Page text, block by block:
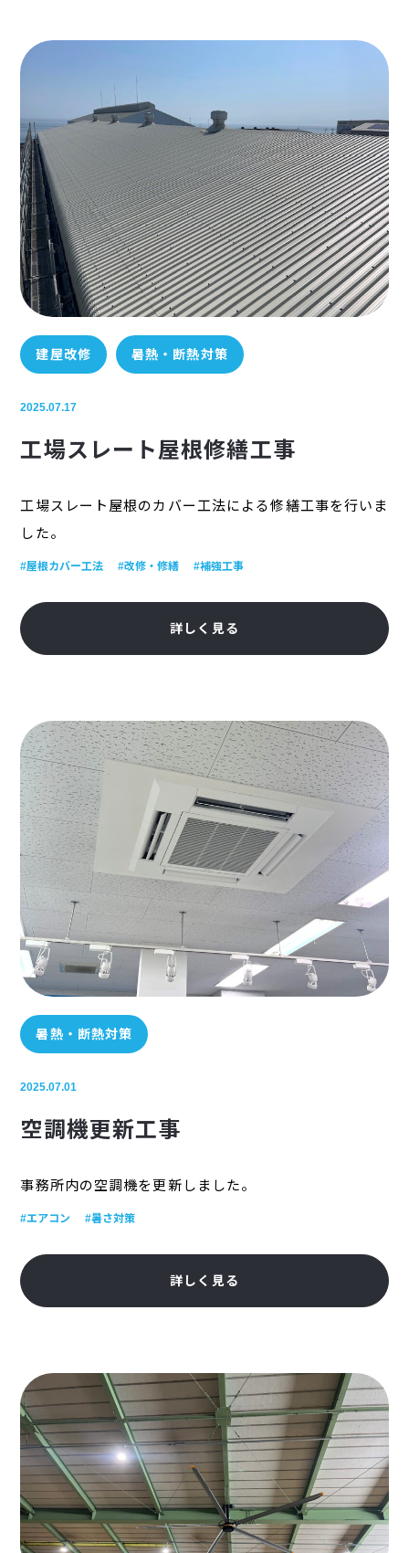
建屋改修 暑熱・断熱対策
2025.07.17
工場スレート屋根修繕工事
工場スレート屋根のカバー工法による修繕工事を行いま
した。
#屋根カバー工法 #改修・修繕 #補強工事
詳しく見る
暑熱・断熱対策
2025.07.01
空調機更新工事
事務所内の空調機を更新しました。
#エアコン #暑さ対策
詳しく見る